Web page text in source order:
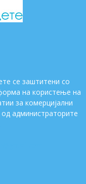
се заштитени со
на користење на
за комерцијални
администраторите